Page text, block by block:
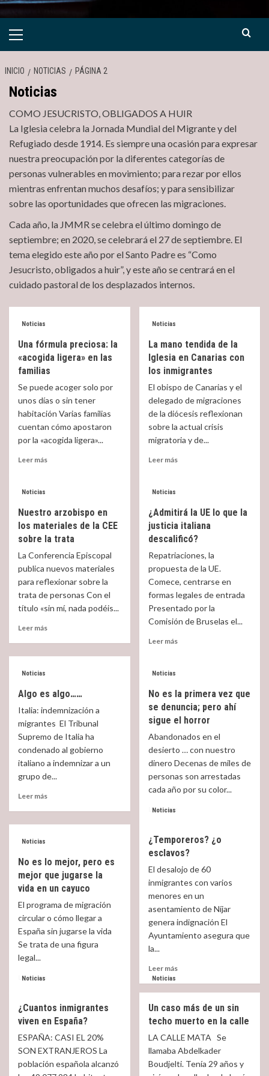
Menú
INICIO NOTICIAS PÁGINA 2
Noticias
COMO JESUCRISTO, OBLIGADOS A HUIR
La Iglesia celebra la Jornada Mundial del Migrante y del
Refugiado desde 1914. Es siempre una ocasión para expresar
nuestra preocupación por la diferentes categorías de
personas vulnerables en movimiento; para rezar por ellos
mientras enfrentan muchos desafíos; y para sensibilizar
sobre las oportunidades que ofrecen las migraciones.
Cada año, la JMMR se celebra el último domingo de
septiembre; en 2020, se celebrará el 27 de septiembre. El
tema elegido este año por el Santo Padre es “Como
Jesucristo, obligados a huir”, y este año se centrará en el
cuidado pastoral de los desplazados internos.
Noticias
Una fórmula preciosa: la
«acogida ligera» en las
familias
Se puede acoger solo por
unos días o sin tener
habitación Varias familias
cuentan cómo apostaron
por la «acogida ligera»...
Leer más
preciosa:
la
«acogida
en
las
familias
Noticias
La mano tendida de la
Iglesia en Canarias con
los inmigrantes
El obispo de Canarias y el
delegado de migraciones
de la diócesis reflexionan
sobre la actual crisis
migratoria y de...
Leer másRead
tendida
de
la
en
Canarias
con
los
inmigrantes
Noticias
Nuestro arzobispo en
los materiales de la CEE
sobre la trata
La Conferencia Episcopal
publica nuevos materiales
para reflexionar sobre la
trata de personas Con el
título «sin mí, nada podéis...
Leer más
los
materiales
la
CEE
sobre
la
trata
Noticias
¿Admitirá la UE lo que la
justicia italiana
descalificó?
Repatriaciones, la
propuesta de la UE.
Comece, centrarse en
formas legales de entrada
Presentado por la
Comisión de Bruselas el...
Leer másRead
UE
lo
que
justicia
italiana
descalificó?
Noticias
Algo es algo……
Italia: indemnización a
migrantes El Tribunal
Supremo de Italia ha
condenado al gobierno
italiano a indemnizar a un
grupo de...
Leer más
Noticias
No es la primera vez que
se denuncia; pero ahí
sigue el horror
Abandonados en el
desierto … con nuestro
dinero Decenas de miles de
personas son arrestadas
cada año por su color...
Leer más
No
es
la
primera
vez
que
se
denuncia;
pero
el
Noticias
No es lo mejor, pero es
mejor que jugarse la
vida en un cayuco
El programa de migración
circular o cómo llegar a
España sin jugarse la vida
Se trata de una figura
legal...
Leer más
No
es
lo
pero
es
Noticias
¿Temporeros? ¿o
esclavos?
El desalojo de 60
inmigrantes con varios
menores en un
asentamiento de Níjar
genera indignación El
Ayuntamiento asegura que
la...
Leer másRead
¿o
esclavos?
Noticias
¿Cuantos inmigrantes
viven en España?
ESPAÑA: CASI EL 20%
SON EXTRANJEROS La
población española alcanzó
Noticias
Un caso más de un sin
techo muerto en la calle
LA CALLE MATA Se
llamaba Abdelkader
Boudjelti. Tenía 29 años y